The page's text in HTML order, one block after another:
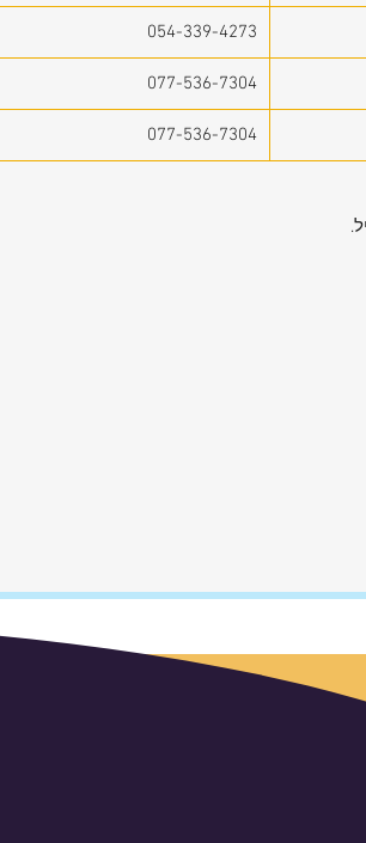
054-339-4273
077-536-7304
077-536-7304